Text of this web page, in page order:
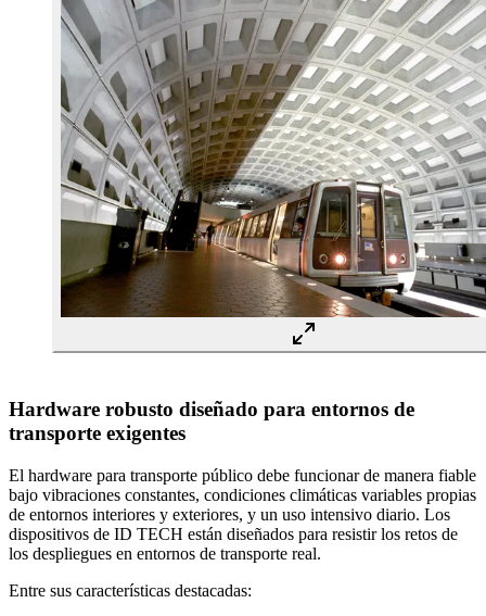
Hardware robusto diseñado para entornos de
transporte exigentes
El hardware para transporte público debe funcionar de manera fiable
bajo vibraciones constantes, condiciones climáticas variables propias
de entornos interiores y exteriores, y un uso intensivo diario. Los
dispositivos de ID TECH están diseñados para resistir los retos de
los despliegues en entornos de transporte real.
Entre sus características destacadas: